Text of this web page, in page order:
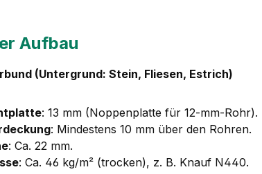
Aufbau
(Untergrund: Stein, Fliesen, Estrich)
: 13 mm (Noppenplatte für 12-mm-Rohr).
: Mindestens 10 mm über den Rohren.
: Ca. 22 mm.
: Ca. 46 kg/m² (trocken), z. B. Knauf N440.